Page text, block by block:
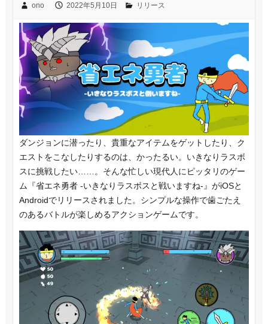
ono 2022年5月10日 リリース
ダンジョンに潜ったり、貴重なアイテムをゲットしたり、ク
エストをこなしたりするのは、かったるい。いきなりラスボ
スに挑戦したい……。そんな忙しい現代人にピッタリのゲー
ム『省エネ勇者 -いきなりラスボスと戦いますね-』がiOSと
Androidでリリースされました。シンプルな操作で歯ごたえ
のあるバトルが楽しめるアクションゲームです。